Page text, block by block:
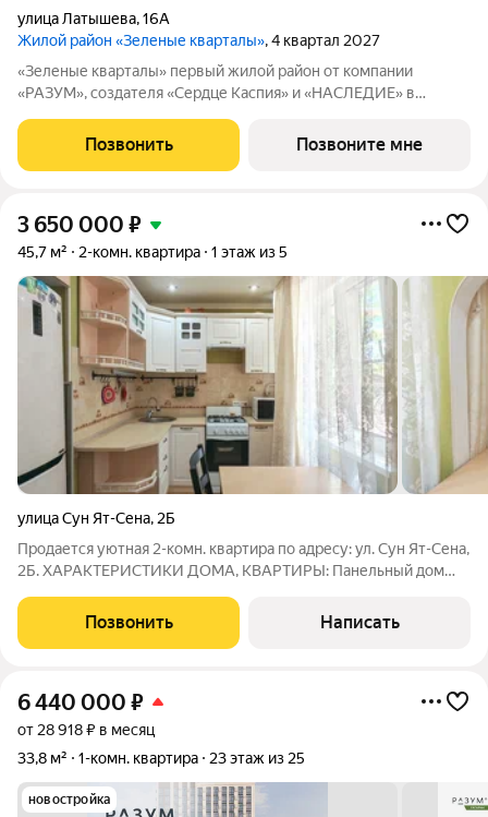
улица Латышева,16А
Жилой район «Зеленые кварталы», 4 квартал 2027
«Зеленые кварталы» первый жилой район от компании
«РАЗУМ», создателя «Сердце Каспия» и «НАСЛЕДИЕ» в
объединенных общим бульваром. Жилой район расположен в
центре университетской жизни Астрахани. Рядом
Позвонить Позвоните мне
3 650 000 ₽
45,7 м² 2-комн. квартира 1 этаж из 5
улица Сун Ят-Сена, 2Б
Продается уютная 2-комн. квартира по адресу: ул. Сун Ят-Сена,
2Б. ХАРАКТЕРИСТИКИ ДОМА, КВАРТИРЫ: Панельный дом
хорошие, дружелюбные соседи Предостаточное количество
парковочных мест, во дворе
Позвонить Написать
6 440 000 ₽
от 28 918 ₽ в месяц
33,8 м²
1-комн. квартира 23 этаж из 25
новостройка